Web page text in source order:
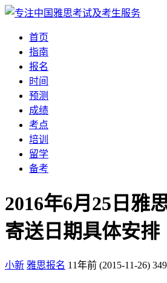
首页
指南
报名
时间
预测
成绩
考点
培训
留学
备考
2016年6月25日雅
寄送日期具体安排
小新 雅思报名 11年前 (2015-11-26)